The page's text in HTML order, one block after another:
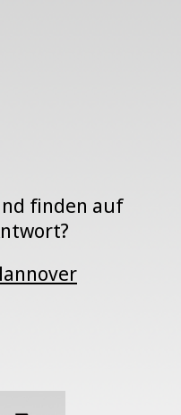
finden auf